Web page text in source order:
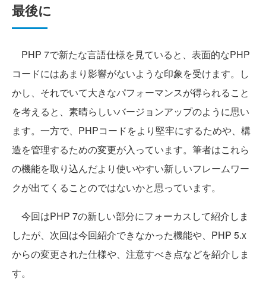
最後に
PHP 7で新たな言語仕様を見ていると、表面的なPHP
コードにはあまり影響がないような印象を受けます。し
かし、それでいて大きなパフォーマンスが得られること
を考えると、素晴らしいバージョンアップのように思い
ます。一方で、PHPコードをより堅牢にするためや、構
造を管理するための変更が入っています。筆者はこれら
の機能を取り込んだより使いやすい新しいフレームワー
クが出てくることのではないかと思っています。
今回はPHP 7の新しい部分にフォーカスして紹介しま
したが、次回は今回紹介できなかった機能や、PHP 5.x
からの変更された仕様や、注意すべき点などを紹介しま
す。